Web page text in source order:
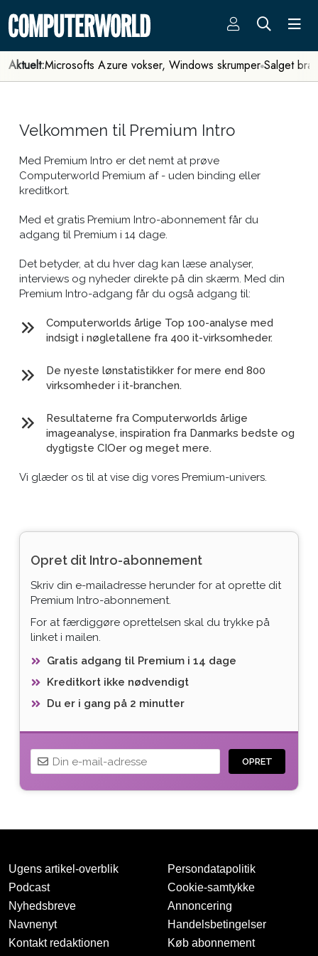
Aktuelt:Microsofts Azure vokser, Windows skrumper Salget
Velkommen til Premium Intro
Med Premium Intro er det nemt at prøve
Computerworld Premium af - uden binding eller
kreditkort.
Med et gratis Premium Intro-abonnement får du
adgang til Premium i 14 dage.
Det betyder, at du hver dag kan læse analyser,
interviews og nyheder direkte på din skærm. Med din
Premium Intro-adgang får du også adgang til:
Computerworlds årlige Top 100-analyse med
indsigt i nøgletallene fra 400 it-virksomheder.
De nyeste lønstatistikker for mere end 800
virksomheder i it-branchen.
Resultaterne fra Computerworlds årlige
imageanalyse, inspiration fra Danmarks bedste og
dygtigste CIOer og meget mere.
Vi glæder os til at vise dig vores Premium-univers.
Opret dit Intro-abonnement
Skriv din e-mailadresse herunder for at oprette dit
Premium Intro-abonnement.
For at færdiggøre oprettelsen skal du trykke på
linket i mailen.
Gratis adgang til Premium i 14 dage
Kreditkort ikke nødvendigt
Du er i gang på 2 minutter
OPRET
Tak for oprettelsen
Ugens artikel-overblik
Podcast
Nyhedsbreve
Navnenyt
Kontakt redaktionen
Persondatapolitik
Cookie-samtykke
Annoncering
Handelsbetingelser
Køb abonnement